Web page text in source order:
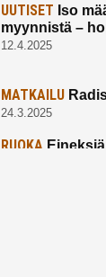
UUTISET Iso
myynnistä –
12.4.2025
MATKAILU
24.3.2025
RUOKA